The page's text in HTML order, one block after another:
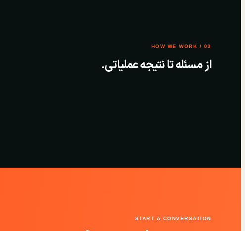
03 / HOW WE WORK
از مسئله تا نتیجه عملیاتی.
START A CONVERSATION